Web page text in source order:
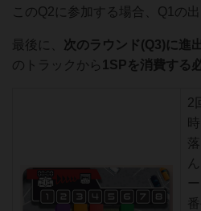
このQ2に参加する場合、Q1の
最後に、 次のラウンド(Q3)に進
のトラックから 1SPを消費する
2